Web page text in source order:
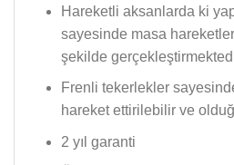
Hareketli aksanlarda ki
sayesinde masa
şekilde
Frenli tekerlekler
hareket ettirilebilir ve
2 yıl garanti